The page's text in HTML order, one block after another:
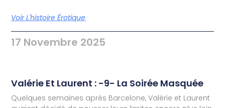
Voir L'histoire Érotique
17 Novembre 2025
Valérie Et Laurent : -9- La Soirée Masquée
Quelques semaines après Barcelone, Valérie et Laurent